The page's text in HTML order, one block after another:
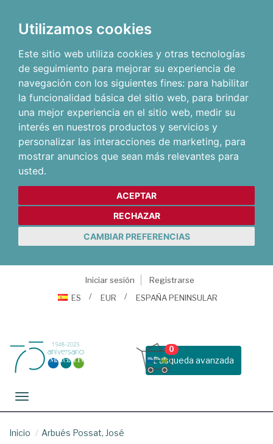
Utilizamos cookies
Este sitio web utiliza cookies y otras tecnologías
de seguimiento para mejorar su experiencia de
navegación con los siguientes fines: para habilitar
la funcionalidad básica del sitio web, para brindar
una mejor experiencia en el sitio web, medir su
interés en nuestros productos y servicios y
personalizar las interacciones de marketing, para
mostrar anuncios que sean más relevantes para
usted.
ACEPTAR
RECHAZAR
CAMBIAR PREFERENCIAS
Iniciar sesión
Registrarse
ES
EUR ESPAÑA PENINSULAR
Busqueda avanzada
0
Toggle navigation
Inicio Arbués Possat, José